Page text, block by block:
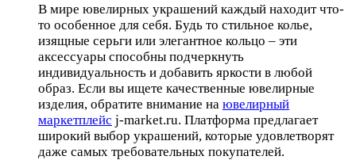
В мире ювелирных украшений каждый находит что-
то особенное для себя. Будь то стильное колье,
изящные серьги или элегантное кольцо – эти
аксессуары способны подчеркнуть
индивидуальность и добавить яркости в любой
образ. Если вы ищете качественные ювелирные
изделия, обратите внимание на ювелирный
маркетплейс j-market.ru. Платформа предлагает
широкий выбор украшений, которые удовлетворят
даже самых требовательных покупателей.